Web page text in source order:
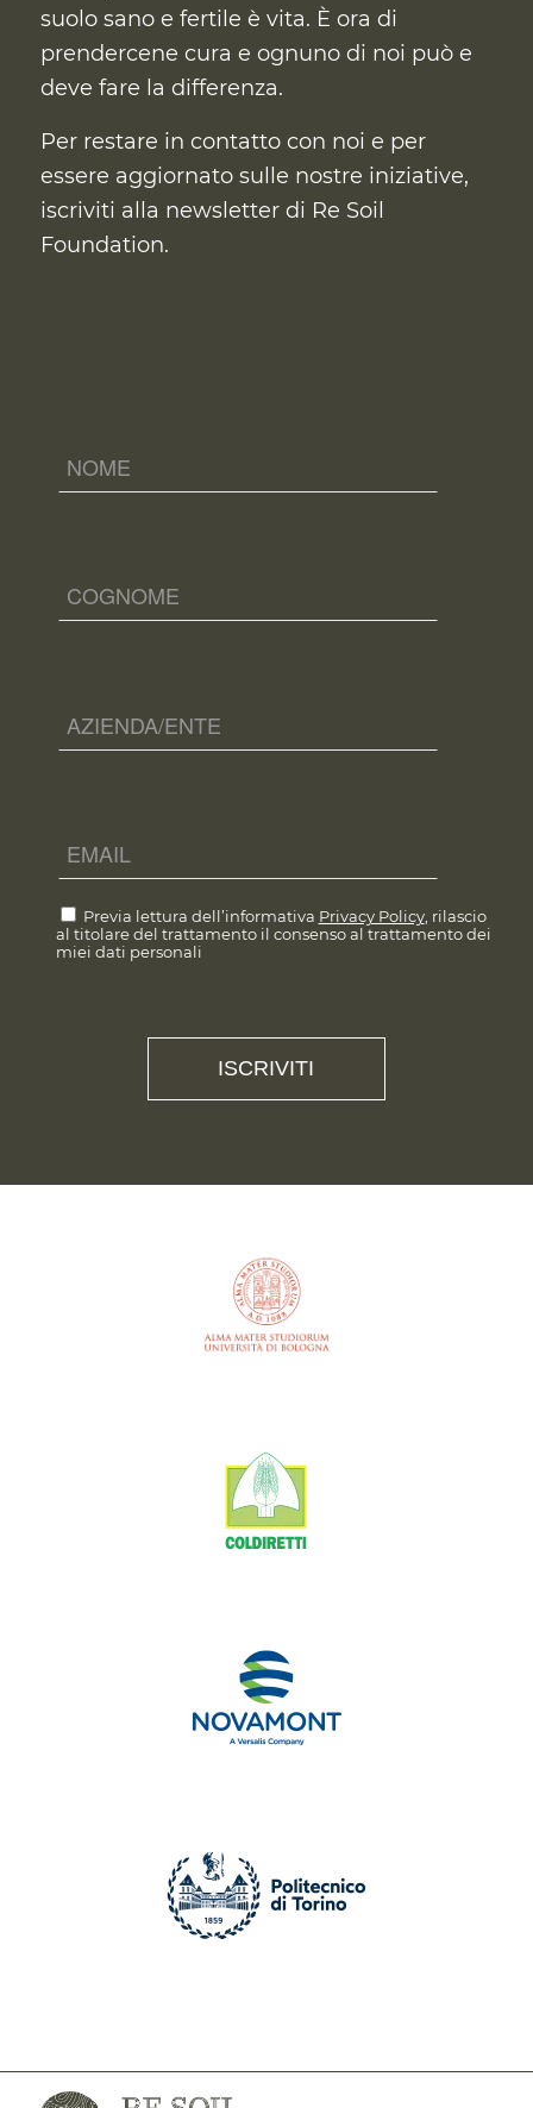
suolo sano e fertile è vita. È ora di
prendercene cura e ognuno di noi può e
deve fare la differenza.
Per restare in contatto con noi e per
essere aggiornato sulle nostre iniziative,
iscriviti alla newsletter di Re Soil
Foundation.
Previa lettura dell’informativa Privacy Policy, rilascio
al titolare del trattamento il consenso al trattamento dei
miei dati personali